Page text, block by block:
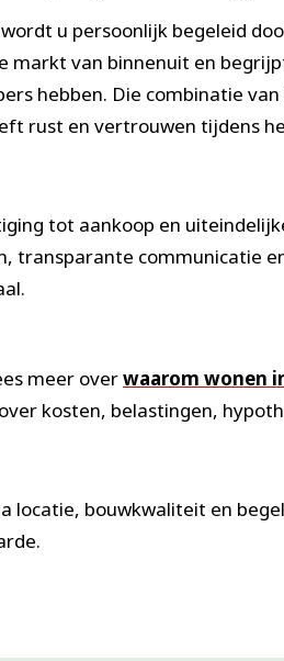
u persoonlijk begeleid
markt van binnenuit en
hebben. Die combinatie
rust en vertrouwen tijdens
tot aankoop en
transparante communicatie
meer overwaarom wonen
kosten, belastingen,
locatie, bouwkwaliteit en